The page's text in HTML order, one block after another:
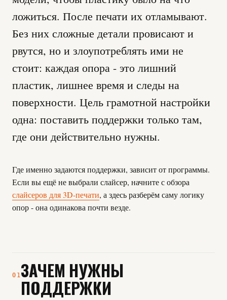
ложиться. После печати их отламывают.
Без них сложные детали провисают и
рвутся, но и злоупотреблять ими не
стоит: каждая опора - это лишний
пластик, лишнее время и следы на
поверхности. Цель грамотной настройки
одна: поставить поддержки только там,
где они действительно нужны.
Где именно задаются поддержки, зависит от программы.
Если вы ещё не выбрали слайсер, начните с обзора
слайсеров для 3D-печати, а здесь разберём саму логику
опор - она одинакова почти везде.
01ЗАЧЕМ НУЖНЫ
ПОДДЕРЖКИ